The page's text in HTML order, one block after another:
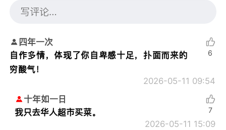
四年一次
自作多情，体现了你自卑感十足，扑面而来的
穷酸气！
2026-05-11 09:54
6
十年如一日
我只去华人超市买菜。
2026-05-11 15:09
7